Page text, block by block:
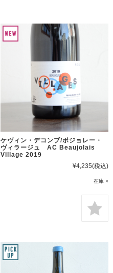
ケヴィン・デコンブ/ボジョレー・
ヴィラージュ AC Beaujolais
Village 2019
¥4,235(税込)
在庫 ×